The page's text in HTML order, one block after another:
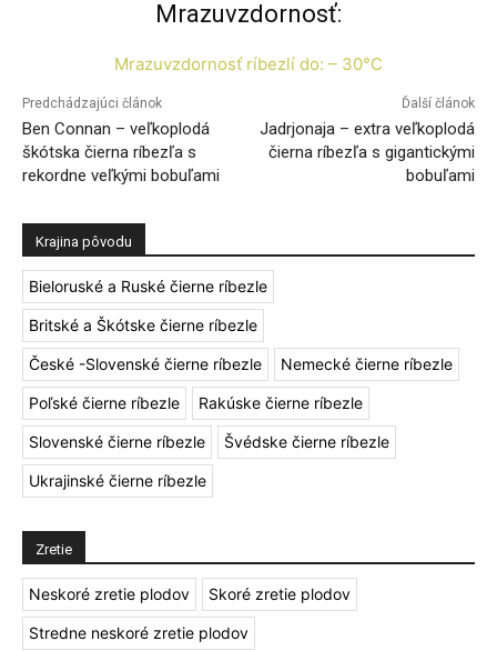
Mrazuvzdornosť:
Mrazuvzdornosť ríbezlí do: – 30°C
Predchádzajúci článok
Ben Connan – veľkoplodá
škótska čierna ríbezľa s
rekordne veľkými bobuľami
Ďalší článok
Jadrjonaja – extra veľkoplodá
čierna ríbezľa s gigantickými
bobuľami
Krajina pôvodu
Bieloruské a Ruské čierne ríbezle
Britské a Škótske čierne ríbezle
České -Slovenské čierne ríbezle Nemecké čierne ríbezle
Poľské čierne ríbezle Rakúske čierne ríbezle
Slovenské čierne ríbezle Švédske čierne ríbezle
Ukrajinské čierne ríbezle
Zretie
Neskoré zretie plodov Skoré zretie plodov
Stredne neskoré zretie plodov